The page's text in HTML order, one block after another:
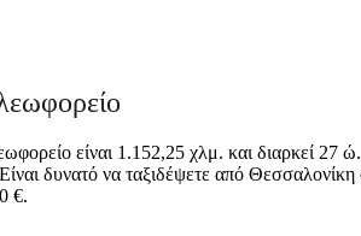
είναι 1.152,25 χλμ. και διαρκεί
δυνατό να ταξιδέψετε από
€.